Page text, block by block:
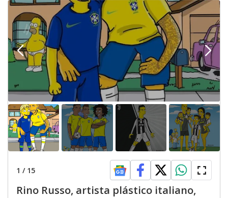
1 / 15
Rino Russo, artista plástico italiano,